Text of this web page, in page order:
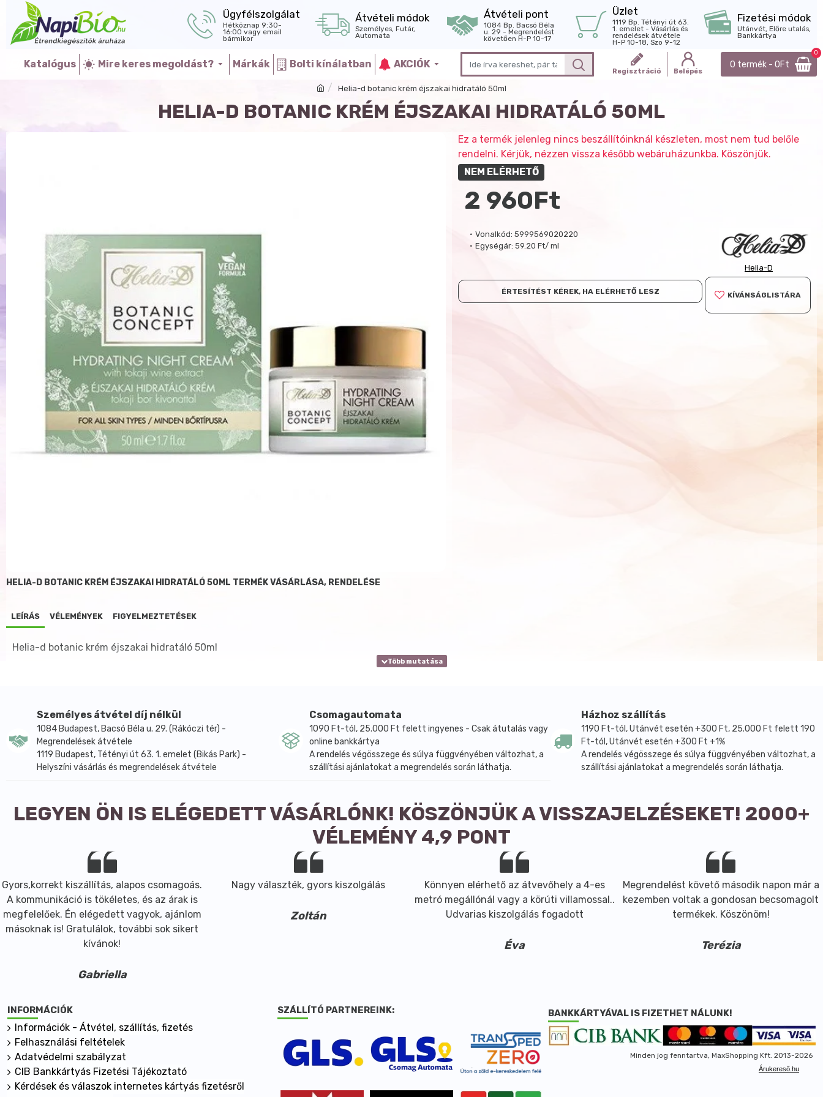
Ügyfélszolgálat
Hétköznap 9:30-
16:00 vagy email
bármikor
Átvételi módok
Személyes, Futár,
Automata
Átvételi pont
1084 Bp. Bacsó Béla
u. 29 - Megrendelést
követően H-P 10-17
Üzlet
1119 Bp. Tétényi út 63.
1. emelet - Vásárlás és
rendelések átvétele
H-P 10-18, Szo 9-12
Fizetési módok
Utánvét, Előre utalás,
Bankkártya
Katalógus Mire keres megoldást? Márkák Bolti kínálatban AKCIÓK
Regisztráció Belépés
0 termék - 0Ft
0
Helia-d botanic krém éjszakai hidratáló 50ml
HELIA-D BOTANIC KRÉM ÉJSZAKAI HIDRATÁLÓ 50ML
Ez a termék jelenleg nincs beszállítóinknál készleten, most nem tud belőle
rendelni. Kérjük, nézzen vissza később webáruházunkba. Köszönjük.
Vonalkód: 5999569020220
Egységár: 59.20 Ft/ ml
Helia-D
NEM ELÉRHETŐ
2 960Ft
ÉRTESÍTÉST KÉREK, HA ELÉRHETŐ LESZ KÍVÁNSÁGLISTÁRA
HELIA-D BOTANIC KRÉM ÉJSZAKAI HIDRATÁLÓ 50ML TERMÉK VÁSÁRLÁSA, RENDELÉSE
LEÍRÁS VÉLEMÉNYEK FIGYELMEZTETÉSEK
Helia-d botanic krém éjszakai hidratáló 50ml
Személyes átvétel díj nélkül
1084 Budapest, Bacsó Béla u. 29. (Rákóczi tér) -
Megrendelések átvétele
1119 Budapest, Tétényi út 63. 1. emelet (Bikás Park) -
Helyszíni vásárlás és megrendelések átvétele
Csomagautomata
1090 Ft-tól, 25.000 Ft felett ingyenes - Csak átutalás vagy
online bankkártya
A rendelés végösszege és súlya függvényében változhat, a
szállítási ajánlatokat a megrendelés során láthatja.
Házhoz szállítás
1190 Ft-tól, Utánvét esetén +300 Ft, 25.000 Ft felett 190
Ft-tól, Utánvét esetén +300 Ft +1%
A rendelés végösszege és súlya függvényében változhat, a
szállítási ajánlatokat a megrendelés során láthatja.
LEGYEN ÖN IS ELÉGEDETT VÁSÁRLÓNK! KÖSZÖNJÜK A VISSZAJELZÉSEKET! 2000+
VÉLEMÉNY 4,9 PONT
Gyors,korrekt kiszállítás, alapos csomagoás.
A kommunikáció is tökéletes, és az árak is
megfelelőek. Én elégedett vagyok, ajánlom
másoknak is! Gratulálok, további sok sikert
kívánok!
Gabriella
Nagy választék, gyors kiszolgálás
Zoltán
Könnyen elérhető az átvevőhely a 4-es
metró megállónál vagy a körúti villamossal..
Udvarias kiszolgálás fogadott
Éva
Megrendelést követő második napon már a
kezemben voltak a gondosan becsomagolt
termékek. Köszönöm!
Terézia
INFORMÁCIÓK
Információk - Átvétel, szállítás, fizetés
Felhasználási feltételek
Adatvédelmi szabályzat
CIB Bankkártyás Fizetési Tájékoztató
Kérdések és válaszok internetes kártyás fizetésről
SZÁLLÍTÓ PARTNEREINK: BANKKÁRTYÁVAL IS FIZETHET NÁLUNK!
Minden jog fenntartva, MaxShopping Kft. 2013-2026
Árukereső.hu